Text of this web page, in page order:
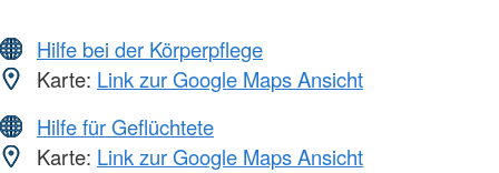
Hilfe bei der Körperpflege
Karte: Link zur Google Maps Ansicht
Hilfe für Geflüchtete
Karte: Link zur Google Maps Ansicht